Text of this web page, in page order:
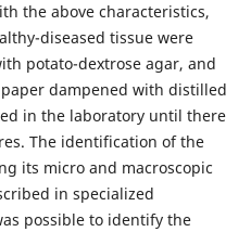
the above characteristics,
diseased tissue were
potato-dextrose agar, and
dampened with distilled
in the laboratory until there
The identification of the
its micro and macroscopic
in specialized
possible to identify the